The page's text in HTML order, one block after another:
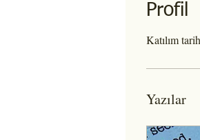
Profil
Katılım
Yazılar